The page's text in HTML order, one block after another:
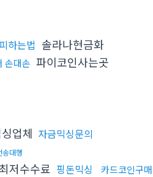
하는법 솔라나현금화
손대손 파이코인사는곳
업체 자금믹싱문의
대행
저수수료 핑돈믹싱 카드코인구매